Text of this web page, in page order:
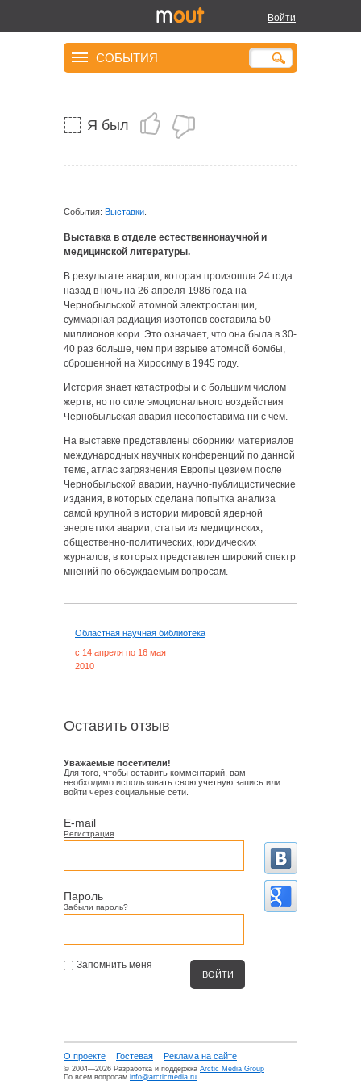
Войти
СОБЫТИЯ
Долгое эхо трагедии
Я был
События: Выставки
Выставка в отделе естественнонаучной и
медицинской литературы.
В результате аварии, которая произошла 24 года
назад в ночь на 26 апреля 1986 года на
Чернобыльской атомной электростанции,
суммарная радиация изотопов составила 50
миллионов кюри. Это означает, что она была в 30-
40 раз больше, чем при взрыве атомной бомбы,
сброшенной на Хиросиму в 1945 году.
История знает катастрофы и с большим числом
жертв, но по силе эмоционального воздействия
Чернобыльская авария несопоставима ни с чем.
На выставке представлены сборники материалов
международных научных конференций по данной
теме, атлас загрязнения Европы цезием после
Чернобыльской аварии, научно-публицистические
издания, в которых сделана попытка анализа
самой крупной в истории мировой ядерной
энергетики аварии, статьи из медицинских,
общественно-политических, юридических
журналов, в которых представлен широкий спектр
мнений по обсуждаемым вопросам.
Областная научная библиотека
c 14 апреля по 16 мая
2010
Оставить отзыв
Уважаемые посетители!
Для того, чтобы оставить комментарий, вам
необходимо использовать свою учетную запись или
войти через социальные сети.
E-mail
Регистрация
Пароль
Забыли пароль?
Запомнить меня
О проекте Гостевая Реклама на сайте
© 2004—2026 Разработка и поддержка Arctic Media Group
По всем вопросам info@arcticmedia.ru